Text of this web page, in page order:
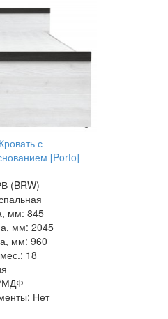
с
[Porto]
(BRW)
мм: 845
мм: 2045
мм: 960
18
МДФ
Нет